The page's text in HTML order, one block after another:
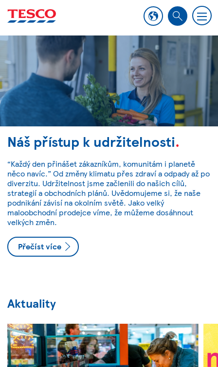
S
M
e
n
Náš přístup k udržitelnosti.
“Každý den přinášet zákazníkům, komunitám i planetě
něco navíc.” Od změny klimatu přes zdraví a odpady až po
diverzitu. Udržitelnost jsme začlenili do našich cílů,
strategií a obchodních plánů. Uvědomujeme si, že naše
podnikání závisí na okolním světě. Jako velký
maloobchodní prodejce víme, že můžeme dosáhnout
velkých změn.
Přečíst více
Aktuality